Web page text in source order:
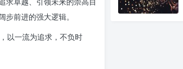
前进的强大逻辑。
以一流为追求，不负时